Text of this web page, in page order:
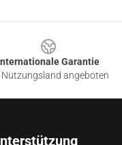
Garantie
Nutzungsland angeboten